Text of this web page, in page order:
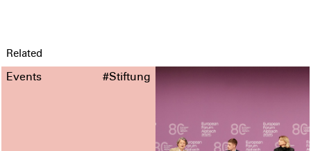
Related
Events #Stiftung